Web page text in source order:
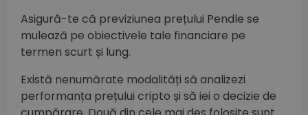
Asigură-te că previziunea prețului Pendle se
mulează pe obiectivele tale financiare pe
termen scurt și lung.
Există nenumărate modalități să analizezi
performanța prețului cripto și să iei o decizie de